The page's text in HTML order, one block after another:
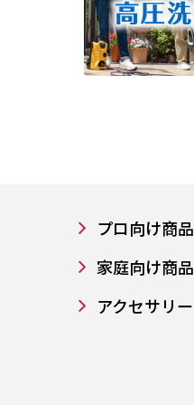
プロ向け商品
家庭向け商品
アクセサリー